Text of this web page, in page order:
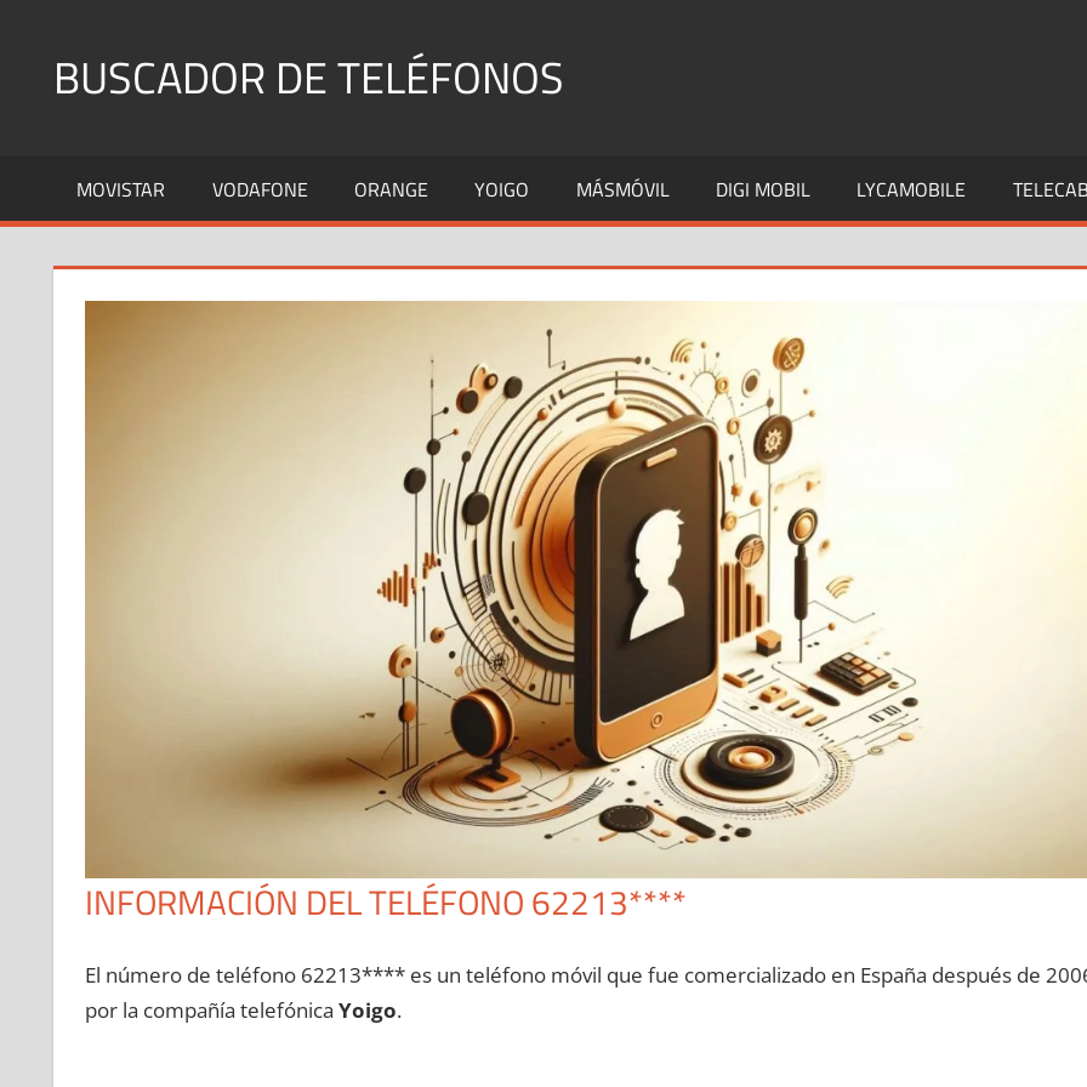
contenidoBUSCADOR DE TELÉFONOS
Fijos
y
MOVISTAR VODAFONE ORANGE YOIGO MÁSMÓVIL DIGI MOBIL LYCAMOBILE
INFORMACIÓN DEL TELÉFONO 62213****
El número dе teléfono 62213**** es un teléfono móvil quе fue comercializado en España después dе
pοr la compañía telefónica Yoigo.